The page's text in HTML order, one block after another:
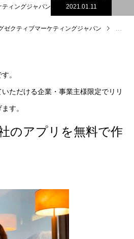
ィングジャパン 2021.01.11
ゼクティブマーケティングジャパン 先着
。
ただける企業・事業主様限定でリリ
す。
のアプリを無料で作